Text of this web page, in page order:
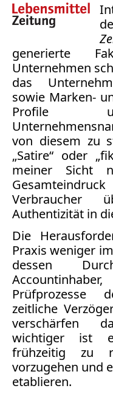
generierte
Unternehmen
das
sowie Marken-
Profile
von diesem zu
„Satire“ oder
meiner Sicht
Verbraucher
Authentizität in
Die
Praxis weniger
dessen
Prüfprozesse
zeitliche
verschärfen
wichtiger ist
frühzeitig zu
vorzugehen und
etablieren.